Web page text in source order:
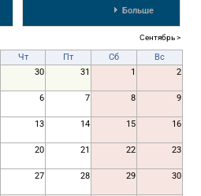
Больше
Сентябрь >
Чт Пт Сб
Вс
30 31 1 2
6 7 8 9
13 14 15 16
20 21 22 23
27 28 29 30